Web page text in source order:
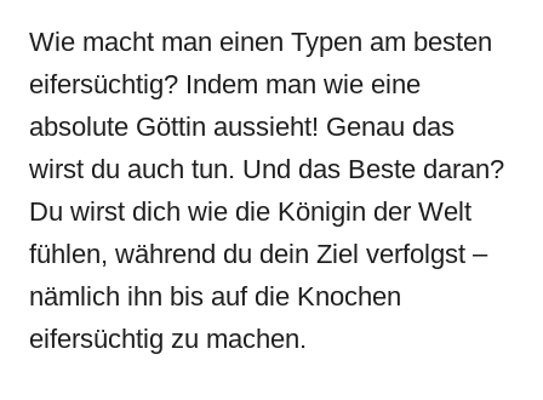
Wie macht man einen Typen am besten
eifersüchtig? Indem man wie eine
absolute Göttin aussieht! Genau das
wirst du auch tun. Und das Beste daran?
Du wirst dich wie die Königin der Welt
fühlen, während du dein Ziel verfolgst –
nämlich ihn bis auf die Knochen
eifersüchtig zu machen.